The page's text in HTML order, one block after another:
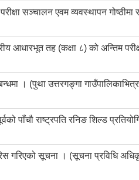
सञ्चालन एवम व्यवस्थापन गोष्ठीमा
आधारभूत तह (कक्षा ८) को अन्तिम
। (पुथा उत्तरगङ्गा
पाँचौ राष्ट्रपति रनिङ शिल्ड
गरिएको सूचना । (सूचना प्रविधि